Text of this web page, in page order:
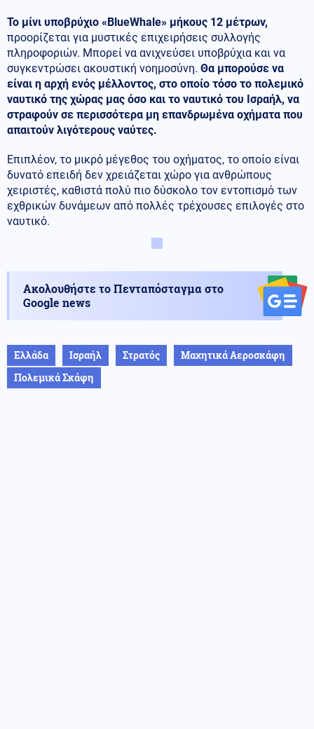
Το μίνι υποβρύχιο «BlueWhale» μήκους 12 μέτρων,
προορίζεται για μυστικές επιχειρήσεις συλλογής
πληροφοριών. Μπορεί να ανιχνεύσει υποβρύχια και να
συγκεντρώσει ακουστική νοημοσύνη. Θα μπορούσε να
είναι η αρχή ενός μέλλοντος, στο οποίο τόσο το πολεμικό
ναυτικό της χώρας μας όσο και το ναυτικό του Ισραήλ, να
στραφούν σε περισσότερα μη επανδρωμένα οχήματα που
απαιτούν λιγότερους ναύτες.
Επιπλέον, το μικρό μέγεθος του οχήματος, το οποίο είναι
δυνατό επειδή δεν χρειάζεται χώρο για ανθρώπους
χειριστές, καθιστά πολύ πιο δύσκολο τον εντοπισμό των
εχθρικών δυνάμεων από πολλές τρέχουσες επιλογές στο
ναυτικό.
Ακολουθήστε το Πενταπόσταγμα στο
Google news
Ελλάδα Ισραήλ Στρατός
Μαχητικά Αεροσκάφη
Πολεμικά Σκάφη